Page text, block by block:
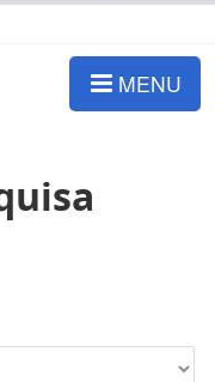
MENU